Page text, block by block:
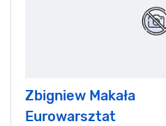
Zbigniew Makała
Eurowarsztat